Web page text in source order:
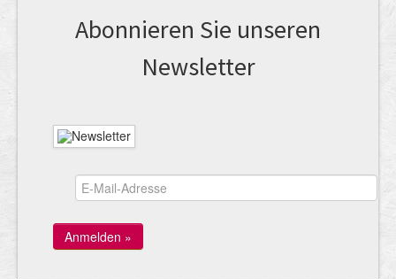
Abonnieren Sie unseren
News­letter